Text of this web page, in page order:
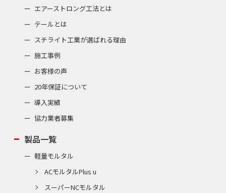
エアーストロング工法とは
テールとは
スチライト工業が選ばれる理由
施工事例
お客様の声
20年保証について
導入実績
協力業者募集
製品一覧
軽量モルタル
ACモルタルPlus u
スーパーNCモルタル